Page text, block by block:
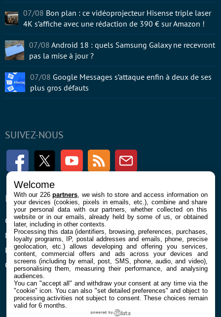
SUIVEZ-NOUS
FacebookTwitter Youtube RSS Newsletter
ENTREPRISE
Confidentialité et Cookies
Mentions légales et CGU
Préférences Cookies
Qui sommes nous
À PROPOS
Contact
07/08 Bon plan : ce vidéoprojecteur Hisense triple laser
4K s’affiche avec une rédaction de 390 € sur Amazon !
07/08 Android 18 : quels Samsung Galaxy ne recevront
pas la mise à jour ?
07/08 Google Messages s’attaque enfin à deux de ses
plus gros défauts
Welcome
With our 226partners , we wish to store and access information on
your devices (cookies, pixels in emails, etc.), combine and share
your personal data with our partners, whether collected on this
website or in our emails, already held by some of us, or obtained
later, including in other contexts.
Processing this data (identifiers, browsing, preferences, purchases,
loyalty programs, IP, postal addresses and emails, phone, precise
geolocation, etc.) allows developing and offering you services,
content, commercial offers and ads across your devices and
screens (including by email, post, SMS, phone, audio, and video),
personalising them, measuring their performance, and analysing
audiences.
You can "accept all" and withdraw your consent at any time via the
"cookie" icon. You can also "set detailed preferences" and object to
processing activities not subject to consent. These choices remain
valid for 6 months.
powered by